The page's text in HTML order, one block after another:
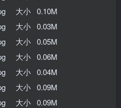
大小 0.10M
大小 0.03M
大小 0.05M
大小 0.06M
大小 0.04M
大小 0.09M
大小 0.09M